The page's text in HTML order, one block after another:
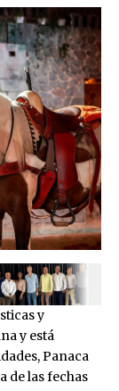
y
y está
Panaca
de las fechas